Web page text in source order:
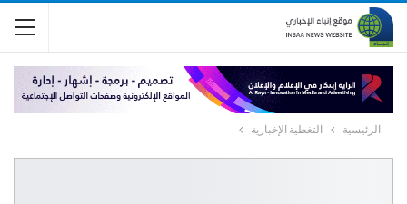
الرئيسية التغطية الإخبارية